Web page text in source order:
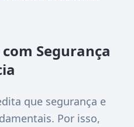
Segurança
que segurança e
Por isso,